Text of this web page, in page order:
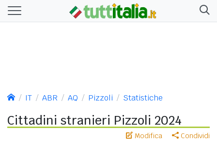
IT ABR AQ Pizzoli Statistiche
Cittadini stranieri Pizzoli 2024
Modifica Condividi